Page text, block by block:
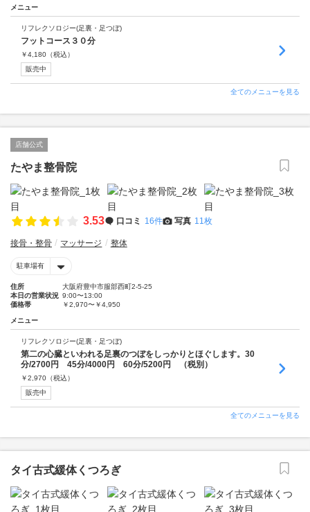
メニュー
リフレクソロジー(足裏・足つぼ)
フットコース３０分
￥4,180 （税込）
販売中
全てのメニューを見る
店舗公式
たやま整骨院
3.53 口コミ 16件 写真 11枚
接骨・整骨 マッサージ 整体
駐車場有
住所
大阪府豊中市服部西町2-5-25
本日の営業状況 9:00〜13:00
価格帯
￥2,970〜￥4,950
メニュー
リフレクソロジー(足裏・足つぼ)
第二の心臓といわれる足裏のつぼをしっかりとほぐします。30
分/2700円 45分/4000円 60分/5200円 （税別）
￥2,970 （税込）
販売中
全てのメニューを見る
タイ古式緩体くつろぎ